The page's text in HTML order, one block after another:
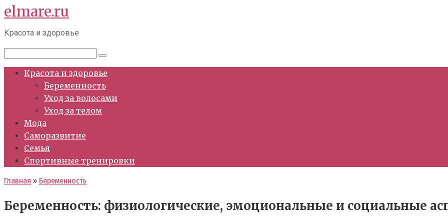
Перейти
к
контенту
elmare.ru
Красота и здоровье
Красота и здоровье
Беременность
Уход за волосами
Уход за телом
Мода
Саморазвитие
Семья
Спортивные тренировки
Главная » Беременность
Беременность: физиологические, эмоциональные и социальные